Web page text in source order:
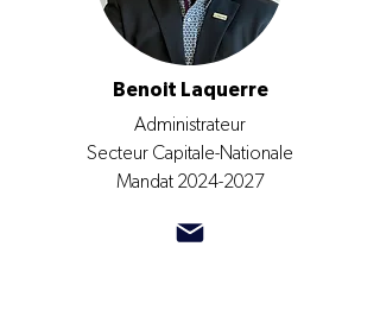
Benoit Laquerre
Administrateur
Secteur Capitale-Nationale
Mandat 2024-2027